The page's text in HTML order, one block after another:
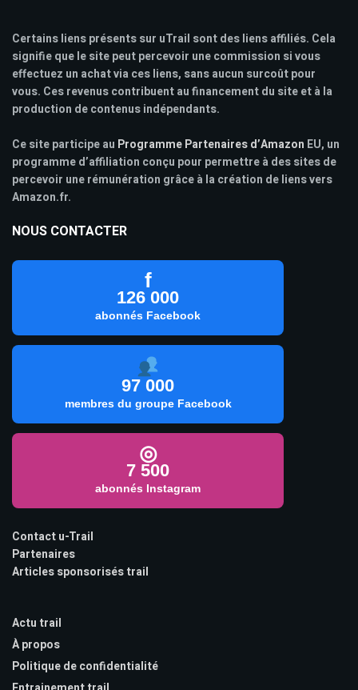
Certains liens présents sur uTrail sont des liens affiliés. Cela
signifie que le site peut percevoir une commission si vous
effectuez un achat via ces liens, sans aucun surcoût pour
vous. Ces revenus contribuent au financement du site et à la
production de contenus indépendants.
Ce site participe au Programme Partenaires d’Amazon EU, un
programme d’affiliation conçu pour permettre à des sites de
percevoir une rémunération grâce à la création de liens vers
Amazon.fr.
NOUS CONTACTER
f
126 000
abonnés Facebook
97 000
membres du groupe Facebook
◎
7 500
abonnés Instagram
Contact u-Trail
Partenaires
Articles sponsorisés trail
Actu trail
À propos
Politique de confidentialité